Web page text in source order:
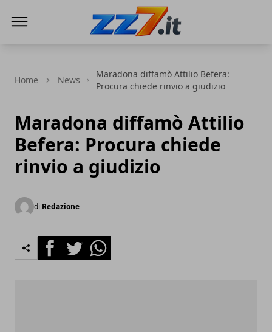
Home News
Maradona diffamò Attilio Befera:
Procura chiede rinvio a giudizio
Maradona diffamò Attilio
Befera: Procura chiede
rinvio a giudizio
di Redazione
FacebookTwitterWhatsapp